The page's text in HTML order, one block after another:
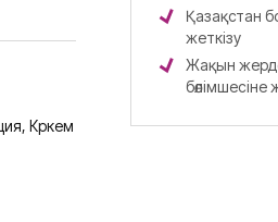
Көркем
Қазақстан
жеткізу
Жақын
бөлімшесіне